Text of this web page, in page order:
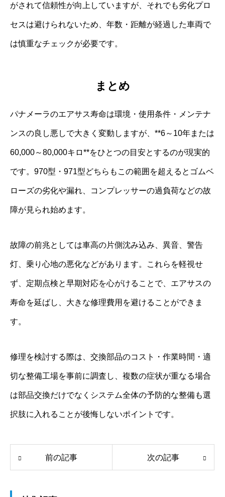
がされて信頼性が向上していますが、それでも劣化プロ
セスは避けられないため、年数・距離が経過した車両で
は慎重なチェックが必要です。
まとめ
パナメーラのエアサス寿命は環境・使用条件・メンテナ
ンスの良し悪しで大きく変動しますが、**6～10年または
60,000～80,000キロ**をひとつの目安とするのが現実的
です。970型・971型どちらもこの範囲を超えるとゴムベ
ローズの劣化や漏れ、コンプレッサーの過負荷などの故
障が見られ始めます。
故障の前兆としては車高の片側沈み込み、異音、警告
灯、乗り心地の悪化などがあります。これらを軽視せ
ず、定期点検と早期対応を心がけることで、エアサスの
寿命を延ばし、大きな修理費用を避けることができま
す。
修理を検討する際は、交換部品のコスト・作業時間・適
切な整備工場を事前に調査し、複数の症状が重なる場合
は部品交換だけでなくシステム全体の予防的な整備も選
択肢に入れることが後悔しないポイントです。
前の記事 次の記事